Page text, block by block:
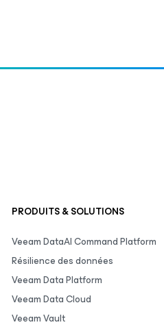
PRODUITS & SOLUTIONS
Veeam DataAI Command Platform
Résilience des données
Veeam Data Platform
Veeam Data Cloud
Veeam Vault